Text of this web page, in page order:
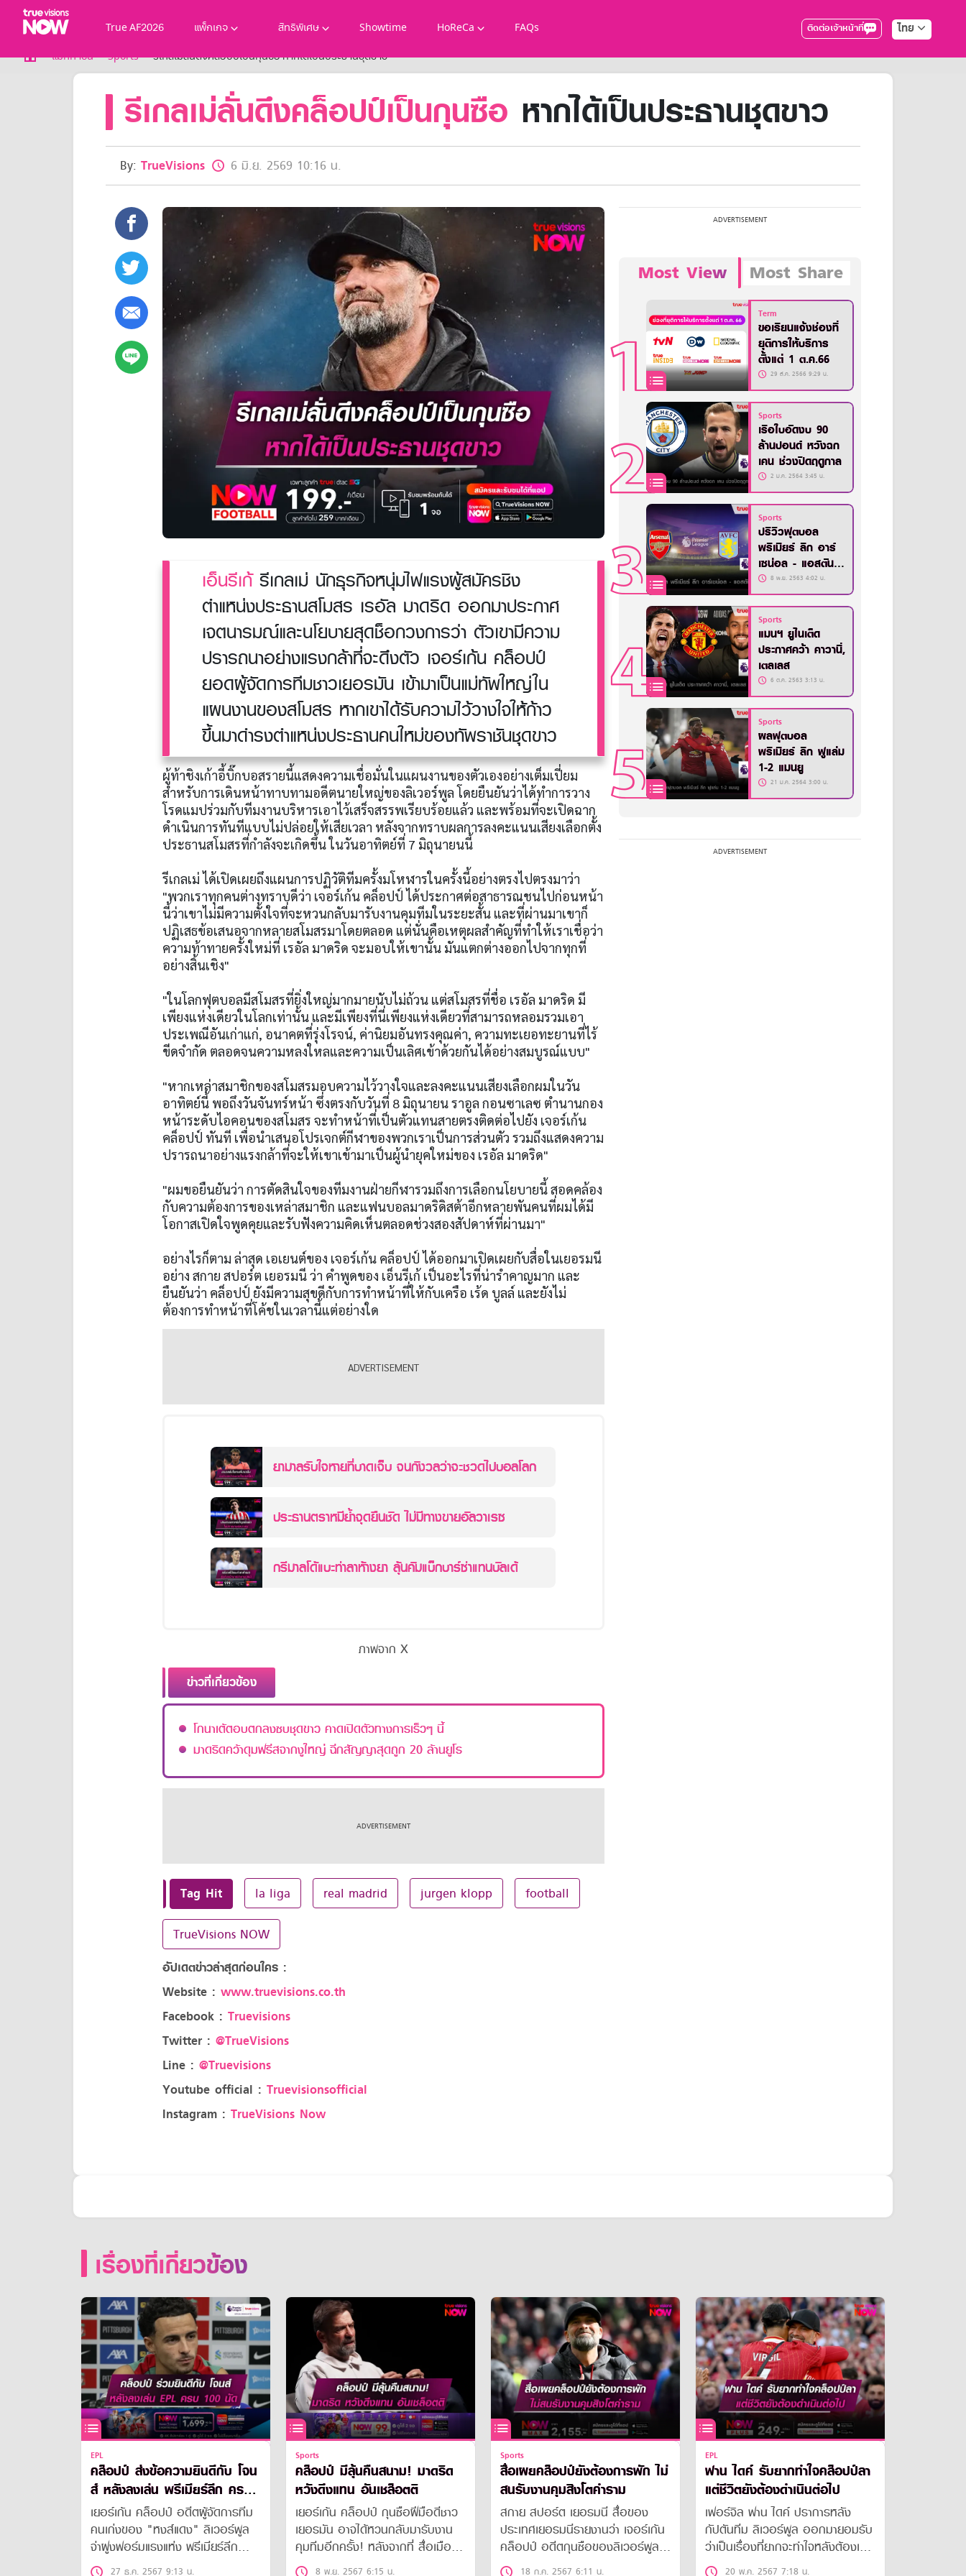
True AF2026 แพ็กเกจ สิทธิพิเศษ Showtime HoReCa FAQs ติดต่อเจ้าหน้าที่ ไทย
True AF2026
แพ็กเกจ
NOW SPORTS
NOW BUNDLES
NOW Muay Thai
แพ็กเกจทรูวิชันส์นาวทั้งหมด
สิทธิพิเศษลูกค้าทรูวิชั่นส์
แพ็กเกจสำหรับผู้ประกอบการ
หาร้านร่วมรายการ
แม็กกาซีน Sports รีเกลเม่ลั่นดึงคล็อปป์เป็นกุนซือ หากได้เป็นประธานชุดขาว
รีเกลเม่ลั่นดึงคล็อปป์เป็นกุนซือ หากได้เป็นประธานชุดขาว
By: TrueVisions 6 มิ.ย. 2569 10:16 น.
เอ็นรีเก้รีเกลเม่ นักธุรกิจหนุ่มไฟแรงผู้สมัครชิง
ตำแหน่งประธานสโมสร เรอัล มาดริด ออกมาประกาศ
เจตนารมณ์และนโยบายสุดช็อกวงการว่า ตัวเขามีความ
ปรารถนาอย่างแรงกล้าที่จะดึงตัว เจอร์เก้น คล็อปป์
ยอดผู้จัดการทีมชาวเยอรมัน เข้ามาเป็นแม่ทัพใหญ่ใน
แผนงานของสโมสร หากเขาได้รับความไว้วางใจให้ก้าว
ขึ้นมาดำรงตำแหน่งประธานคนใหม่ของทัพราชันชุดขาว
ผู้ท้าชิงเก้าอี้บิ๊กบอสรายนี้แสดงความเชื่อมั่นในแผนงานของตัวเองอย่างเต็มเปี่ยม
สำหรับการเดินหน้าทาบทามอดีตนายใหญ่ของลิเวอร์พูล โดยยืนยันว่าได้ทำการวาง
โรดแมปร่วมกับทีมงานบริหารเอาไว้เสร็จสรรพเรียบร้อยแล้ว และพร้อมที่จะเปิดฉาก
ดำเนินการทันทีแบบไม่ปล่อยให้เสียเวลา หลังจากทราบผลการลงคะแนนเสียงเลือกตั้ง
ประธานสโมสรที่กำลังจะเกิดขึ้น ในวันอาทิตย์ที่ 7 มิถุนายนนี้
รีเกลเม่ ได้เปิดเผยถึงแผนการปฏิวัติทีมครั้งมโหฬารในครั้งนี้อย่างตรงไปตรงมาว่า
"พวกเราทุกคนต่างทราบดีว่า เจอร์เก้น คล็อปป์ ได้ประกาศต่อสาธารณชนไปก่อนหน้า
นี้ว่าเขาไม่มีความตั้งใจที่จะหวนกลับมารับงานคุมทีมในระยะสั้น และที่ผ่านมาเขาก็
ปฏิเสธข้อเสนอจากหลายสโมสรมาโดยตลอด แต่นั่นคือเหตุผลสำคัญที่ทำให้เราเชื่อว่า
ความท้าทายครั้งใหม่ที่ เรอัล มาดริด จะมอบให้เขานั้น มันแตกต่างออกไปจากทุกที่
อย่างสิ้นเชิง"
"ในโลกฟุตบอลมีสโมสรที่ยิ่งใหญ่มากมายนับไม่ถ้วน แต่สโมสรที่ชื่อ เรอัล มาดริด มี
เพียงแห่งเดียวในโลกเท่านั้น และมีเพียงที่นี่เพียงแห่งเดียวที่สามารถหลอมรวมเอา
ประเพณีอันเก่าแก่, อนาคตที่รุ่งโรจน์, ค่านิยมอันทรงคุณค่า, ความทะเยอทะยานที่ไร้
ขีดจำกัด ตลอดจนความหลงใหลและความเป็นเลิศเข้าด้วยกันได้อย่างสมบูรณ์แบบ"
"หากเหล่าสมาชิกของสโมสรมอบความไว้วางใจและลงคะแนนเสียงเลือกผมในวัน
อาทิตย์นี้ พอถึงวันจันทร์หน้า ซึ่งตรงกับวันที่ 8 มิถุนายน ราอูล กอนซาเลซ ตำนานกอง
หน้าระดับไอคอนของสโมสร จะทำหน้าที่เป็นตัวแทนสายตรงติดต่อไปยัง เจอร์เก้น
คล็อปป์ ทันที เพื่อนำเสนอโปรเจกต์กีฬาของพวกเราเป็นการส่วนตัว รวมถึงแสดงความ
ปรารถนาอย่างแรงกล้าที่จะให้เขาเข้ามาเป็นผู้นำยุคใหม่ของ เรอัล มาดริด"
"ผมขอยืนยันว่า การตัดสินใจของทีมงานฝ่ายกีฬารวมถึงการเลือกนโยบายนี้ สอดคล้อง
กับความต้องการของเหล่าสมาชิก และแฟนบอลมาดริดิสต้าอีกหลายพันคนที่ผมได้มี
โอกาสเปิดใจพูดคุยและรับฟังความคิดเห็นตลอดช่วงสองสัปดาห์ที่ผ่านมา"
อย่างไรก็ตาม ล่าสุด เอเยนต์ของ เจอร์เก้น คล็อปป์ ได้ออกมาเปิดเผยกับสื่อในเยอรมนี
อย่าง สกาย สปอร์ต เยอรมนี ว่า คำพูดของ เอ็นรีเก้ เป็นอะไรที่น่ารำคาญมาก และ
ยืนยันว่า คล็อปป์ ยังมีความสุขดีกับการทำหน้าที่ให้กับเครือ เร้ด บูลล์ และยังไม่
ต้องการทำหน้าที่โค้ชในเวลานี้แต่อย่างใด
ยามาลรับใจหายที่บาดเจ็บ จนกังวลว่าจะชวดไปบอลโลก
ประธานตราหมีย้ำจุดยืนชัด ไม่มีทางขายอัลวาเรซ
กรีมาลโด้แบะท่าลาห้างยา ลุ้นคัมแบ็กบาร์ซ่าแทนบัลเด้
ภาพจาก X
ข่าวที่เกี่ยวข้อง
โกนาเต้ตอบตกลงซบชุดขาว คาดเปิดตัวทางการเร็วๆ นี้
มาดริดคว้าดุมฟรีสจากงูใหญ่ ฉีกสัญญาสุดถูก 20 ล้านยูโร
Tag Hit la liga real madrid jurgen klopp football
TrueVisions NOW
อัปเดตข่าวล่าสุดก่อนใคร :
Website : www.truevisions.co.th
Facebook : Truevisions
Twitter : @TrueVisions
Line : @Truevisions
Youtube official : Truevisionsofficial
Instagram : TrueVisions Now
Most View Most Share
Term
ขอเรียนแจ้งช่องที่
ยุติการให้บริการ
ตั้งแต่ 1 ต.ค.66
29 ส.ค. 2566 9:29 น.
Sports
เรือใบอัดงบ 90
ล้านปอนด์ หวังฉก
เคน ช่วงปิดฤดูกาล
2 ม.ค. 2564 3:45 น.
Sports
ปรีวิวฟุตบอล
พรีเมียร์ ลีก อาร์
เซน่อล - แอสตัน
วิลล่า8 พ.ย. 2563 4:02 น.
Sports
แมนฯ ยูไนเต็ด
ประกาศคว้า คาวานี่,
เตลเลส
6 ต.ค. 2563 3:13 น.
Sports
ผลฟุตบอล
พรีเมียร์ ลีก ฟูแล่ม
1-2 แมนยู
21 ม.ค. 2564 3:00 น.
เรื่องที่เกี่ยวข้อง
EPL
คล็อปป์ ส่งข้อความยินดีกับ โจน
ส์ หลังลงเล่น พรีเมียร์ลีก ครบ
100 นัด!
เยอร์เก้น คล็อปป์ อดีตผู้จัดการทีม
คนเก่งของ "หงส์แดง" ลิเวอร์พูล
จ่าฝูงฟอร์มแรงแห่ง พรีเมียร์ลีก
อังกฤษ ส่งข้อความแสดงความยินดี
27 ธ.ค. 2567 9:13 น.
Sports
คล็อปป์ มีลุ้นคืนสนาม! มาดริด
หวังดึงแทน อันเชล็อตติ
เยอร์เก้น คล็อปป์ กุนซือฝีมือดีชาว
เยอรมัน อาจได้หวนกลับมารับงาน
คุมทีมอีกครั้ง! หลังจากที่ สื่อเมือง
กระทิง ออกมารายงานว่า เจ้าตัว
8 พ.ย. 2567 6:15 น.
Sports
สื่อเผยคล็อปป์ยังต้องการพัก ไม่
สนรับงานคุมสิงโตคำราม
สกาย สปอร์ต เยอรมนี สื่อของ
ประเทศเยอรมนีรายงานว่า เจอร์เก้น
คล็อปป์ อดีตกุนซือของลิเวอร์พูล
ไม่มีความสนใจที่จะรับงานคุมทีมชาติ
18 ก.ค. 2567 6:11 น.
EPL
ฟาน ไดค์ รับยากทำใจคล็อปป์ลา
แต่ชีวิตยังต้องดำเนินต่อไป
เฟอร์จิล ฟาน ไดค์ ปราการหลัง
กัปตันทีม ลิเวอร์พูล ออกมายอมรับ
ว่าเป็นเรื่องที่ยากจะทำใจหลังต้องเห็น
เจอร์เก้น คล็อปป์ กุนซือของทีม
20 พ.ค. 2567 7:18 น.